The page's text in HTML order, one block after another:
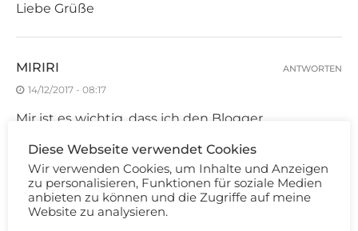
Liebe Grüße
MIRIRI
14/12/2017 - 08:17
Mir ist es wichtig, dass ich den Blogger
sympathisch finde! Außerdem finde ich
Rechtschreibung und Grammatik der Beiträge
wichtig. Als letzten Punkt ist mir wichtig zu
merken, dass der Blogger Spaß an der Sache hat
ANTWORTEN
Diese Webseite verwendet Cookies
Wir verwenden Cookies, um Inhalte und Anzeigen
zu personalisieren, Funktionen für soziale Medien
anbieten zu können und die Zugriffe auf meine
Website zu analysieren.